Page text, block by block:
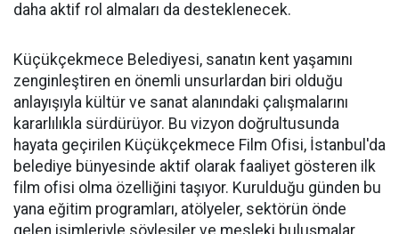
daha aktif rol almaları da desteklenecek.
Küçükçekmece Belediyesi, sanatın kent yaşamını
zenginleştiren en önemli unsurlardan biri olduğu
anlayışıyla kültür ve sanat alanındaki çalışmalarını
kararlılıkla sürdürüyor. Bu vizyon doğrultusunda
hayata geçirilen Küçükçekmece Film Ofisi, İstanbul'da
belediye bünyesinde aktif olarak faaliyet gösteren ilk
film ofisi olma özelliğini taşıyor. Kurulduğu günden bu
yana eğitim programları, atölyeler, sektörün önde